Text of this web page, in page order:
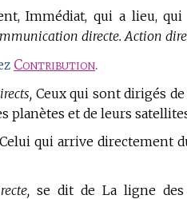
Immédiat, qui a lieu,
directe. Action
Contribution.
Ceux qui sont dirigés
planètes et de leurs
qui arrive directement
se dit de La ligne des